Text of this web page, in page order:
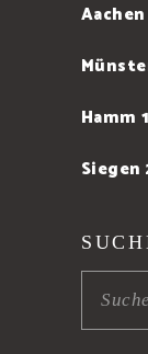
Aachen
Hamm
Siegen